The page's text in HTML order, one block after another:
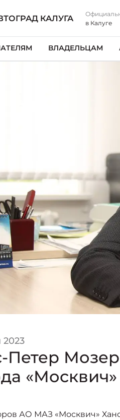
КАЛУГА
в Калуге
ВЛАДЕЛЬЦАМ
Петер
«Москвич»
АО МАЗ «Москвич»